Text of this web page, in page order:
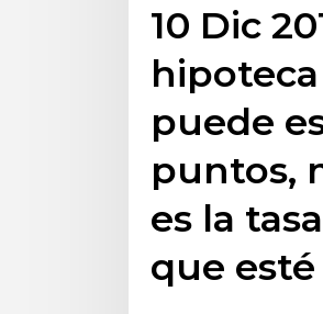
10 Dic
puede
puntos,
es la
que